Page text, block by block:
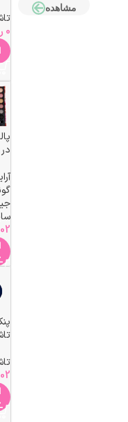
مشاهده
0
در 1 رنگ صورتی